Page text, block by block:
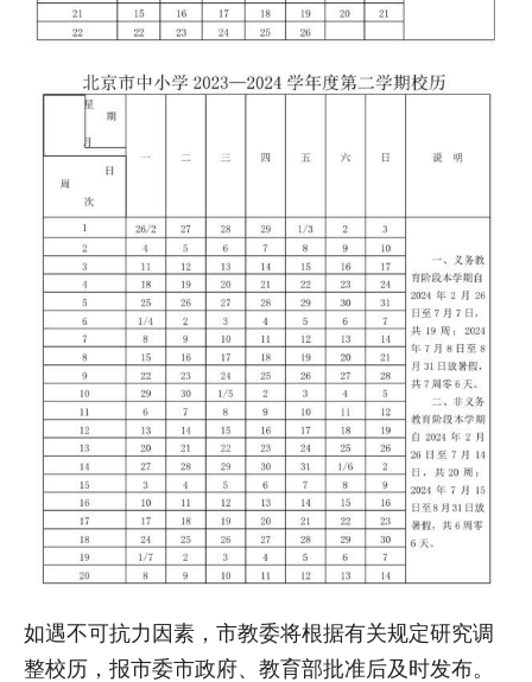
如遇不可抗力因素，市教委将根据有关规定研究调
整校历，报市委市政府、教育部批准后及时发布。